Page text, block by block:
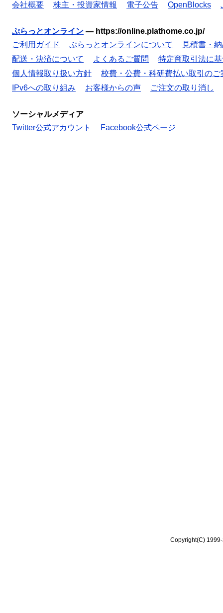
会社概要 株主・投資家情報 電子公告 OpenBlocks
ぷらっとオンライン — https://online.plathome.co.jp/
ご利用ガイド
ぷらっとオンラインについて
見積書・
配送・決済について
よくあるご質問
特定商取引法に
個人情報取り扱い方針
校費・公費・科研費払い取引のご
IPv6への取り組み
お客様からの声 ご注文の取り消し
ソーシャルメディア
Twitter公式アカウント
Facebook公式ページ
Copyright(C)